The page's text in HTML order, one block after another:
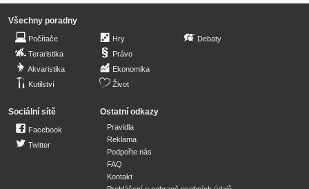
Všechny poradny
Počítače
Teraristika
Akvaristika
Kutilství
Hry
Právo
Ekonomika
Život
Debaty
Sociální sítě
Facebook
Twitter
Ostatní odkazy
Pravidla
Reklama
Podpořte nás
FAQ
Kontakt